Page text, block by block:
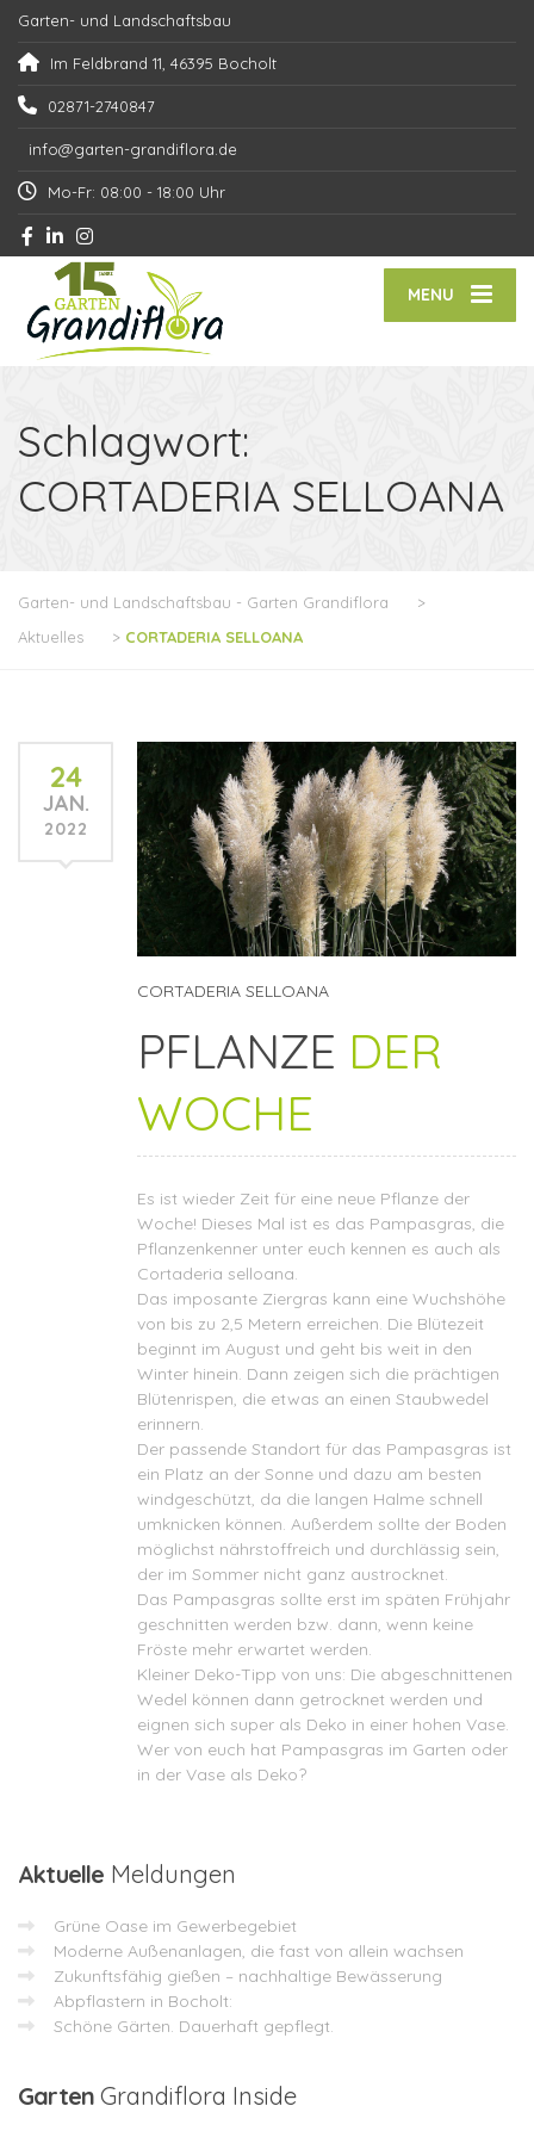
Garten- und Landschaftsbau
Im Feldbrand 11, 46395 Bocholt
02871-2740847
info@garten-grandiflora.de
Mo-Fr: 08:00 - 18:00 Uhr
MENU
Schlagwort:
CORTADERIA SELLOANA
Garten- und Landschaftsbau - Garten Grandiflora
>
Aktuelles
> CORTADERIA SELLOANA
24
JAN.
2022
CORTADERIA SELLOANA
PFLANZE DER
WOCHE
Es ist wieder Zeit für eine neue Pflanze der
Woche! Dieses Mal ist es das Pampasgras, die
Pflanzenkenner unter euch kennen es auch als
Cortaderia selloana.
Das imposante Ziergras kann eine Wuchshöhe
von bis zu 2,5 Metern erreichen. Die Blütezeit
beginnt im August und geht bis weit in den
Winter hinein. Dann zeigen sich die prächtigen
Blütenrispen, die etwas an einen Staubwedel
erinnern.
Der passende Standort für das Pampasgras ist
ein Platz an der Sonne und dazu am besten
windgeschützt, da die langen Halme schnell
umknicken können. Außerdem sollte der Boden
möglichst nährstoffreich und durchlässig sein,
der im Sommer nicht ganz austrocknet.
Das Pampasgras sollte erst im späten Frühjahr
geschnitten werden bzw. dann, wenn keine
Fröste mehr erwartet werden.
Kleiner Deko-Tipp von uns: Die abgeschnittenen
Wedel können dann getrocknet werden und
eignen sich super als Deko in einer hohen Vase.
Wer von euch hat Pampasgras im Garten oder
in der Vase als Deko?
Aktuelle Meldungen
Grüne Oase im Gewerbegebiet
Moderne Außenanlagen, die fast von allein wachsen
Zukunftsfähig gießen – nachhaltige Bewässerung
Abpflastern in Bocholt:
Schöne Gärten. Dauerhaft gepflegt.
Garten Grandiflora Inside